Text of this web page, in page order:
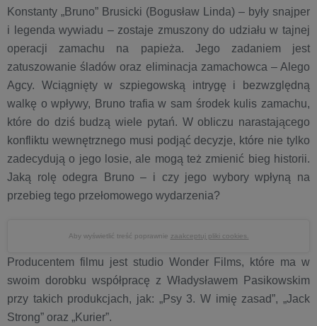
Konstanty „Bruno” Brusicki (Bogusław Linda) – były snajper
i legenda wywiadu – zostaje zmuszony do udziału w tajnej
operacji zamachu na papieża. Jego zadaniem jest
zatuszowanie śladów oraz eliminacja zamachowca – Alego
Agcy. Wciągnięty w szpiegowską intrygę i bezwzględną
walkę o wpływy, Bruno trafia w sam środek kulis zamachu,
które do dziś budzą wiele pytań. W obliczu narastającego
konfliktu wewnętrznego musi podjąć decyzje, które nie tylko
zadecydują o jego losie, ale mogą też zmienić bieg historii.
Jaką rolę odegra Bruno – i czy jego wybory wpłyną na
przebieg tego przełomowego wydarzenia?
Aby wyświetlić treść poprawnie zaakceptuj pliki cookies.
Producentem filmu jest studio Wonder Films, które ma w
swoim dorobku współpracę z Władysławem Pasikowskim
przy takich produkcjach, jak: „Psy 3. W imię zasad”, „Jack
Strong” oraz „Kurier”.